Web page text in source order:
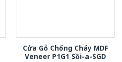
Cửa Gỗ Chống Cháy MDF
Veneer P1G1 Sồi-a-SGD